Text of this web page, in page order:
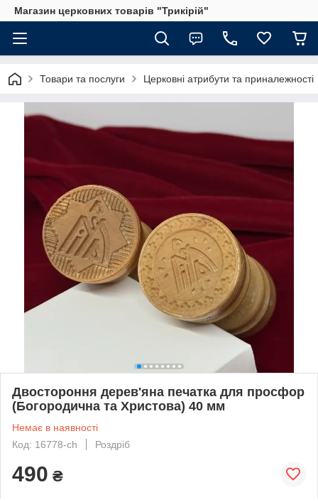
Магазин церковних товарів "Трикірій"
Товари та послуги Церковні атрибути та приналежності
Двостороння дерев'яна печатка для просфор
(Богородична та Христова) 40 мм
Немає в наявності
Код: 16778-ch
Роздріб
490 ₴